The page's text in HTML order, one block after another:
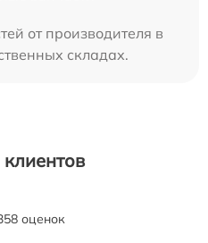
от производителя в
складах.
оценок